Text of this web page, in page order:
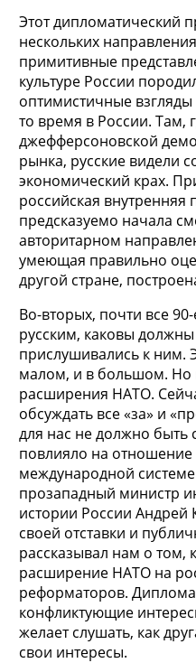
Этот дипломатический
нескольких
примитивные
культуре России
оптимистичные
то время в России. Там,
джефферсоновской
рынка, русские видели
экономический крах.
российская внутренняя
предсказуемо начала
авторитарном
умеющая правильно
другой стране,
Во-вторых, почти все
русским, каковы
прислушивались к ним.
малом, и в большом. Но
расширения НАТО.
обсуждать все «за» и
для нас не должно быть
повлияло на отношение
международной
прозападный министр
истории России Андрей
своей отставки и
рассказывал нам о том,
расширение НАТО на
реформаторов.
конфликтующие
желает слушать, как
свои интересы.